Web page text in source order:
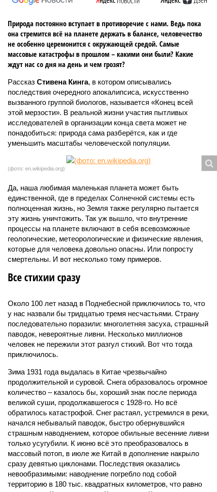
Природа постоянно вступает в противоречие с нами. Ведь пока
она стремится всё на планете держать в балансе, человечество
не особенно церемонится с окружающей средой. Самые
массовые катастрофы в прошлом – какими они были? Какие
ждут нас со дня на день и чем грозят?
Рассказ Стивена Кинга, в котором описывались
последствия очередного апокалипсиса, искусственно
вызванного группой биологов, называется «Конец всей
этой мерзости». В реальной жизни участия пытливых
исследователей в организации конца света может не
понадобиться: природа сама разберётся, как и где
уменьшить масштабы человеческой популяции.
(фото: en.wikipedia.org)
Да, наша любимая маленькая планета может быть
единственной, где в пределах Солнечной системы есть
полноценная жизнь, но Земля также регулярно пытается
эту жизнь уничтожить. Так уж вышло, что внутренние
процессы на планете включают в себя всевозможные
геологические, метеорологические и физические явления,
которые для человека довольно опасны. Или попросту
смертельны. И вот несколько тому примеров.
Все стихии сразу
Около 100 лет назад в Поднебесной приключилось то, что
у нас назвали бы тридцатью тремя несчастьями. Страну
последовательно поразили: многолетняя засуха, страшный
паводок, невероятные ливни. Несколько миллионов
человек не пережили этот разгул стихий. Вот что тогда
приключилось.
Зима 1931 года выдалась в Китае чрезвычайно
продолжительной и суровой. Снега образовалось огромное
количество – казалось бы, хороший знак после периода
великой суши, продолжавшегося с 1928-го. Но всё
обратилось катастрофой. Снег растаял, устремился в реки,
начался небывалый паводок, быстро обернувшийся
страшным наводнением, которое обильные весенние ливни
только усугубили. К июню всё это преобразовалось в
массовый потоп, в июле же Китай в дополнение накрыло
сразу девятью циклонами. Последствия оказались
невообразимыми: наводнение погребло под собой
территорию в 180 тыс. квадратных километров, что равно